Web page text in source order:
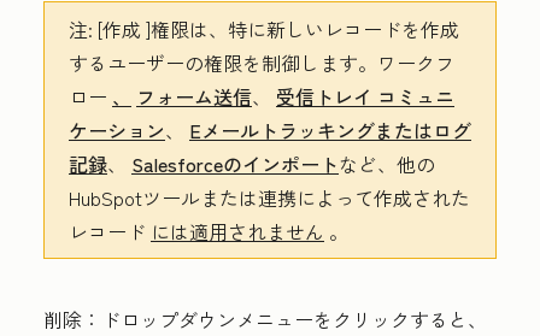
注: [作成 ]権限は、特に新しいレコードを作成
するユーザーの権限を制御します。ワークフ
ロー 、 フォーム送信、 受信トレイ コミュニ
ケーション、 Eメールトラッキングまたはログ
記録、 Salesforceのインポートなど、他の
HubSpotツールまたは連携によって作成された
レコード には適用されません 。
削除 ： ドロップダウンメニューをクリックすると、